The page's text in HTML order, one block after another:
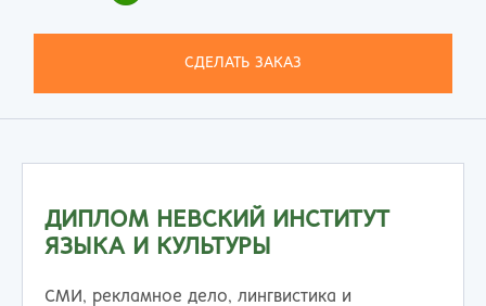
СДЕЛАТЬ ЗАКАЗ
ДИПЛОМ НЕВСКИЙ ИНСТИТУТ
ЯЗЫКА И КУЛЬТУРЫ
СМИ, рекламное дело, лингвистика и